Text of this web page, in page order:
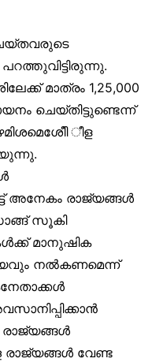
മാത്രം 1,25,000
ചെയ്തിട്ടുണ്ടെന്ന്
ീള
അനേകം രാജ്യങ്ങൾ
സൂകി
മാനുഷിക
നൽകണമെന്ന്
രാജ്യങ്ങൾ
രാജ്യങ്ങൾ വേണ്ട